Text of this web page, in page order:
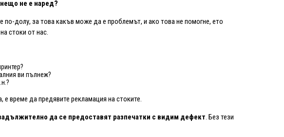
нещо не е наред?
по-долу, за това какъв може да е проблемът, и ако това не помогне, ето
стоки от нас.
ви пълнеж?
време да предявите рекламация на стоките.
да се предоставят разпечатки с видим дефект. Без тези